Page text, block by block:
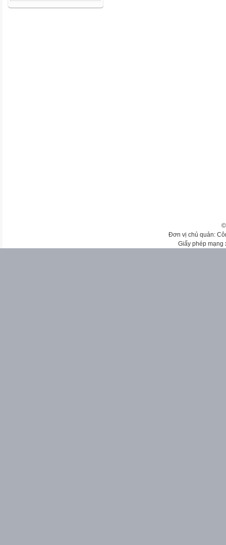
Đơn vị chủ quản:
Giấy phép mạng